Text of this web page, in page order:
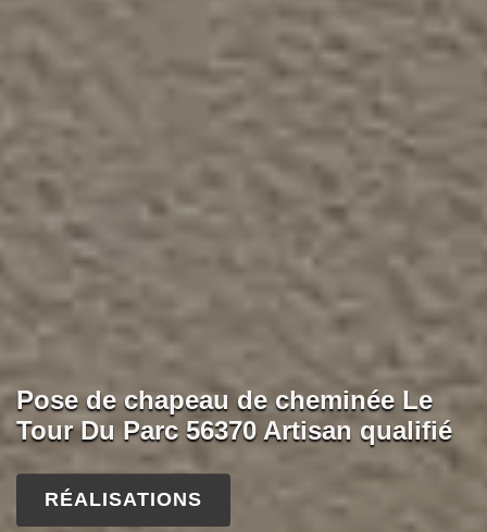
Pose de chapeau de cheminée Le
Tour Du Parc 56370 Artisan qualifié
RÉALISATIONS